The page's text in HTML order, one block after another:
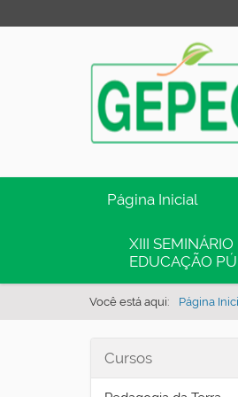
g
Página Inicial
XIII
EDUCAÇÃO
Você está aqui: Página
Cursos